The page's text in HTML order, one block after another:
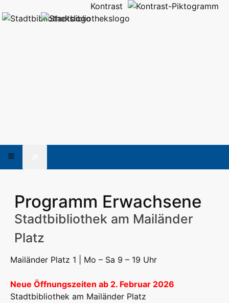
Kontrast
Programm Erwachsene
Stadtbibliothek am Mailänder
Platz
Mailänder Platz 1 | Mo – Sa 9 – 19 Uhr
Neue Öffnungszeiten ab 2. Februar 2026
Stadtbibliothek am Mailänder Platz